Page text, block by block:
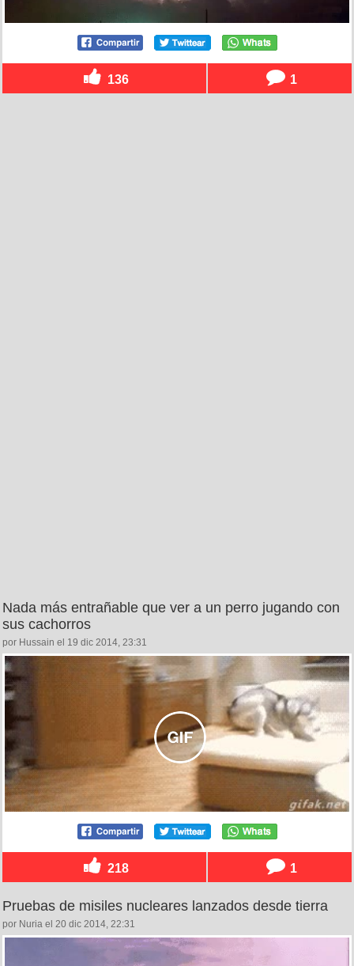
136 1
Nada más entrañable que ver a un perro jugando con
sus cachorros
por Hussain el 19 dic 2014, 23:31
218 1
Pruebas de misiles nucleares lanzados desde tierra
por Nuria el 20 dic 2014, 22:31